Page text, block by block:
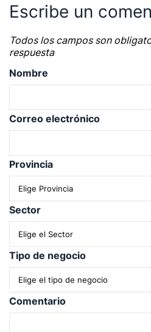
Escribe un
Todos los campos son
respuesta
Nombre
Correo electrónico
Provincia
Sector
Tipo de negocio
Comentario